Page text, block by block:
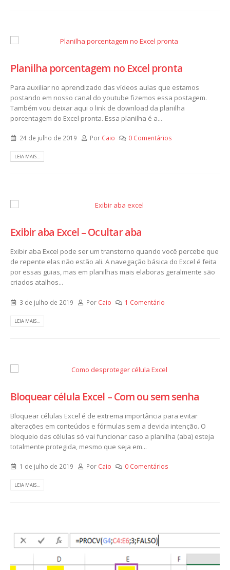
Planilha porcentagem no Excel pronta
Para auxiliar no aprendizado das vídeos aulas que estamos
postando em nosso canal do youtube fizemos essa postagem.
Também vou deixar aqui o link de download da planilha
porcentagem do Excel pronta. Essa planilha é a...
24 de julho de 2019 Por Caio 0 Comentários
LEIA MAIS...
Exibir aba Excel – Ocultar aba
Exibir aba Excel pode ser um transtorno quando você percebe que
de repente elas não estão ali. A navegação básica do Excel é feita
por essas guias, mas em planilhas mais elaboras geralmente são
criados atalhos...
3 de julho de 2019 Por Caio 1 Comentário
LEIA MAIS...
Bloquear célula Excel – Com ou sem senha
Bloquear células Excel é de extrema importância para evitar
alterações em conteúdos e fórmulas sem a devida intenção. O
bloqueio das células só vai funcionar caso a planilha (aba) esteja
totalmente protegida, mesmo que seja em...
1 de julho de 2019 Por Caio 0 Comentários
LEIA MAIS...